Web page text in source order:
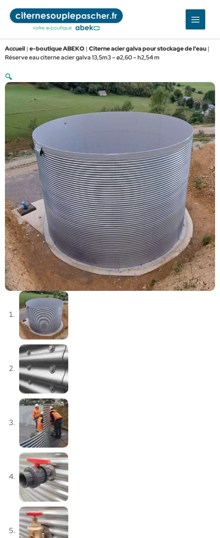
contenu
Accueil | e-boutique ABEKO | Citerne acier galva pour stockage de l'eau |
Réserve eau citerne acier galva 13,5m3 – ø2,60 – h2,54 m
🔍